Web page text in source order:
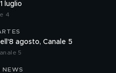
luglio
4
agosto, Canale 5
5
NEWS